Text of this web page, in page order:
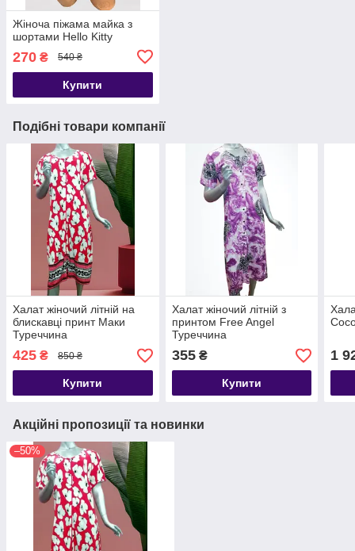
Жіноча піжама майка з
шортами Hello Kitty
270 ₴ 540 ₴
Купити
Подібні товари компанії
Халат жіночий літній на
блискавці принт Маки
Туреччина
425 ₴ 850 ₴
Купити
Халат жіночий літній з
принтом Free Angel
Туреччина
355₴
Купити
1
Акційні пропозиції та новинки
–50%